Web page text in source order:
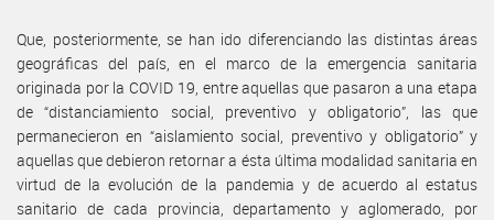
Que, posteriormente, se han ido diferenciando las distintas áreas
geográficas del país, en el marco de la emergencia sanitaria
originada por la COVID 19, entre aquellas que pasaron a una etapa
de “distanciamiento social, preventivo y obligatorio”, las que
permanecieron en “aislamiento social, preventivo y obligatorio” y
aquellas que debieron retornar a ésta última modalidad sanitaria en
virtud de la evolución de la pandemia y de acuerdo al estatus
sanitario de cada provincia, departamento y aglomerado, por